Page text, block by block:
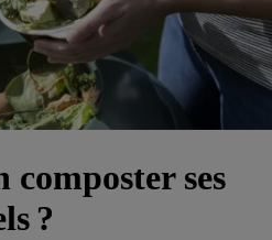
ses
?